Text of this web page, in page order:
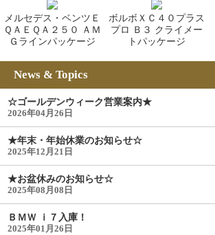
メルセデス・ベンツＥ
ＱＡＥＱＡ２５０ ＡＭ
Ｇラインパッケージ
ボルボＸＣ４０プラス
プロ Ｂ３ クライメー
トパッケージ
News & Topics
☆ゴールデンウィーク営業案内★
2026年04月26日
★年末・年始休業のお知らせ☆
2025年12月21日
★お盆休みのお知らせ☆
2025年08月08日
ＢＭＷ ｉ７入庫！
2025年01月26日